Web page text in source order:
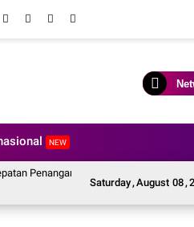
NEW
Saturday,August 08,
Pascabencana Sektor